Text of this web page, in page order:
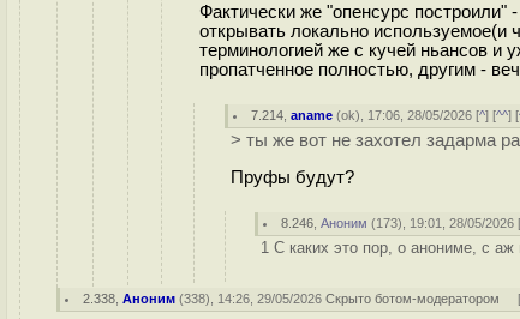
Фактически же "опенсурс
открывать локально
терминологией же с кучей ньансов и
пропатченное полностью, другим -
7.214 ,aname (ok), 17:06, 28/05/2026 [^] [^^] [
> ты же вот не захотел задарма
Пруфы будут?
8.246 ,Аноним (173), 19:01, 28/05/2026
1 С каких это пор, о анониме, с
2.338 ,Аноним (338), 14:26, 29/05/2026Скрыто ботом-модератором